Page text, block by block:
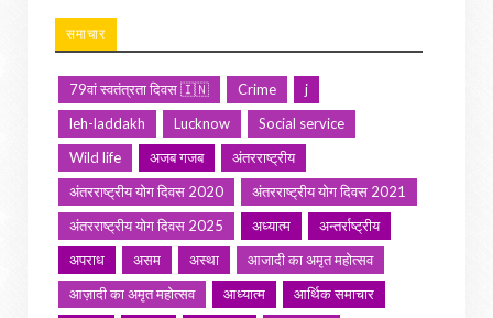
समाचार
79वां स्वतंत्रता दिवस 🇮🇳 Crime
j
leh-laddakh
Lucknow
Social service
Wild life
अजब गजब
अंतरराष्ट्रीय
अंतरराष्ट्रीय योग दिवस 2020
अंतरराष्ट्रीय योग दिवस 2021
अंतरराष्ट्रीय योग दिवस 2025
अध्यात्म
अन्तर्राष्ट्रीय
अपराध
असम अस्था
आजादी का अमृत महोत्सव
आज़ादी का अमृत महोत्सव
आध्यात्म
आर्थिक समाचार